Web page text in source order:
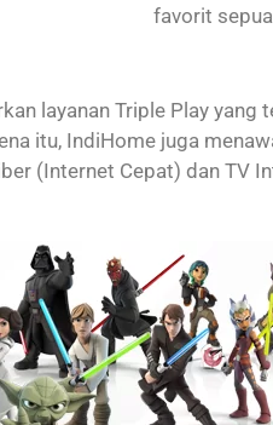
favorit
layanan Triple Play yang
itu, IndiHome juga
(Internet Cepat) dan TV